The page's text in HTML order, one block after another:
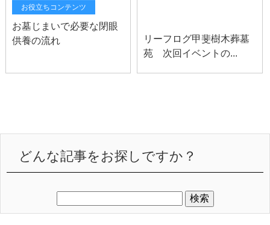
お役立ちコンテンツ
お墓じまいで必要な閉眼
供養の流れ
リーフログ甲斐樹木葬墓
苑 次回イベントの...
どんな記事をお探しですか？